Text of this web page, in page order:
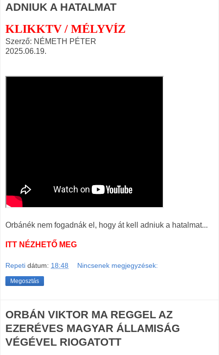
ADNIUK A HATALMAT
KLIKKTV / MÉLYVÍZ
Szerző: NÉMETH PÉTER
2025.06.19.
Orbánék nem fogadnák el, hogy át kell adniuk a hatalmat...
ITT NÉZHETŐ MEG
Repeti dátum: 18:48 Nincsenek megjegyzések:
Megosztás
ORBÁN VIKTOR MA REGGEL AZ
EZERÉVES MAGYAR ÁLLAMISÁG
VÉGÉVEL RIOGATOTT